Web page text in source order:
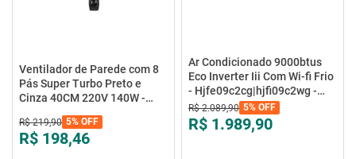
Ventilador de Parede com 8
Pás Super Turbo Preto e
Cinza 40CM 220V 140W -
R$ 219,90 5% OFF
R$ 198,46
Ar Condicionado 9000btus
Eco Inverter Iii Com Wi-fi Frio
- Hjfe09c2cg|hjfi09c2wg -
Elgin
R$ 2.089,90 5% OFF
R$ 1.989,90